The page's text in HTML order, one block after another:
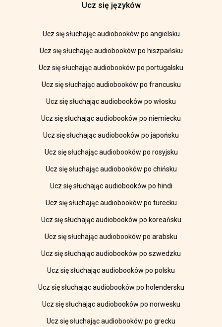
Ucz się języków
Ucz się słuchając audiobooków po angielsku
Ucz się słuchając audiobooków po hiszpańsku
Ucz się słuchając audiobooków po portugalsku
Ucz się słuchając audiobooków po francusku
Ucz się słuchając audiobooków po włosku
Ucz się słuchając audiobooków po niemiecku
Ucz się słuchając audiobooków po japońsku
Ucz się słuchając audiobooków po rosyjsku
Ucz się słuchając audiobooków po chińsku
Ucz się słuchając audiobooków po hindi
Ucz się słuchając audiobooków po turecku
Ucz się słuchając audiobooków po koreańsku
Ucz się słuchając audiobooków po arabsku
Ucz się słuchając audiobooków po szwedzku
Ucz się słuchając audiobooków po polsku
Ucz się słuchając audiobooków po holendersku
Ucz się słuchając audiobooków po norwesku
Ucz się słuchając audiobooków po grecku